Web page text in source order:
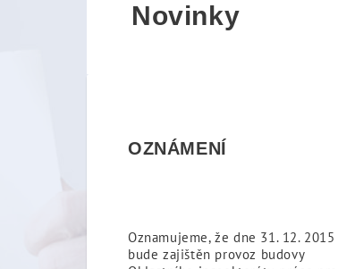
Novinky
OZNÁMENÍ
Oznamujeme, že dne 31. 12. 2015
bude zajištěn provoz budovy